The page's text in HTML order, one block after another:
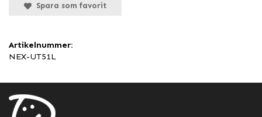
Spara som favorit
Artikelnummer:
NEX-UT51L